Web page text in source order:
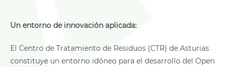
Un entorno de innovación aplicada:
El Centro de Tratamiento de Residuos (CTR) de Asturias
constituye un entorno idóneo para el desarrollo del Open